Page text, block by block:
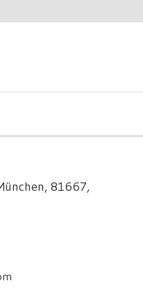
81667,